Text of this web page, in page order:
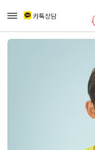
카톡상담